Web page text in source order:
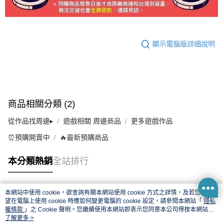
顯示電腦版詳細說明
商品相關分類 (2)
從作品找周邊▸ 遊戲相關 周邊商品 更多遊戲作品
⏰預購開賣中 🔥最新預購商品
本分類熱銷全站排行
熱門標籤
本網站中使用 cookie，欲查詢有關本網站使用 cookie 方式之詳情，及若您不希
望在電腦上使用 cookie 時應如何變更電腦的 cookie 設定，請參閱本網站「 隱私
權條款 」之 Cookie 聲明。您繼續使用本網站即表示您同意本公司得按本網站使
用條款之 Cookie 聲明使用 cookie。
了解更多 >